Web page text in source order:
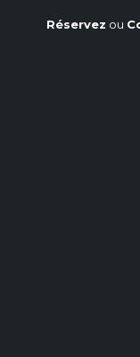
Réservez ou